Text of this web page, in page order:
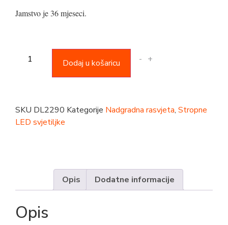
Jamstvo je 36 mjeseci.
- +
Dodaj u košaricu
SKU DL2290 Kategorije Nadgradna rasvjeta, Stropne
LED svjetiljke
Opis Dodatne informacije
Opis